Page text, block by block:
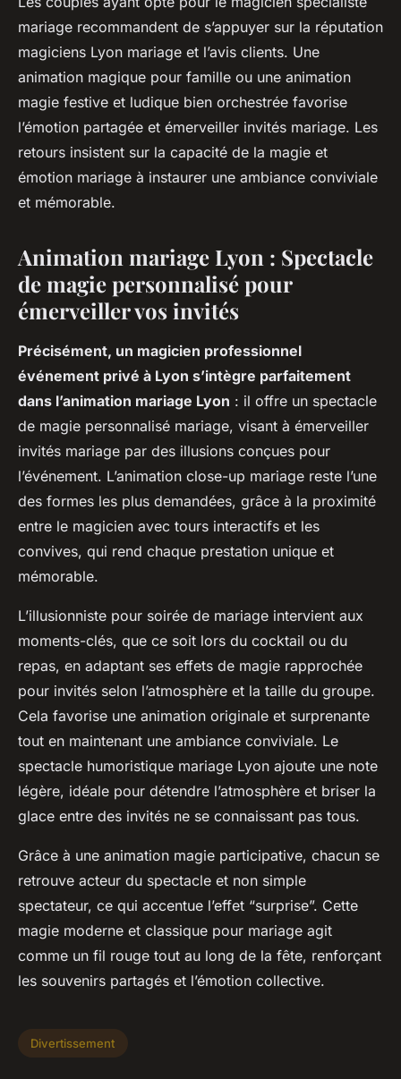
mariage recommandent de s’appuyer sur la réputation
magiciens Lyon mariage et l’avis clients. Une
animation magique pour famille ou une animation
magie festive et ludique bien orchestrée favorise
l’émotion partagée et émerveiller invités mariage. Les
retours insistent sur la capacité de la magie et
émotion mariage à instaurer une ambiance conviviale
et mémorable.
Animation mariage Lyon : Spectacle
de magie personnalisé pour
émerveiller vos invités
Précisément, un magicien professionnel
événement privé à Lyon s’intègre parfaitement
dans l’animation mariage Lyon : il offre un spectacle
de magie personnalisé mariage, visant à émerveiller
invités mariage par des illusions conçues pour
l’événement. L’animation close-up mariage reste l’une
des formes les plus demandées, grâce à la proximité
entre le magicien avec tours interactifs et les
convives, qui rend chaque prestation unique et
mémorable.
L’illusionniste pour soirée de mariage intervient aux
moments-clés, que ce soit lors du cocktail ou du
repas, en adaptant ses effets de magie rapprochée
pour invités selon l’atmosphère et la taille du groupe.
Cela favorise une animation originale et surprenante
tout en maintenant une ambiance conviviale. Le
spectacle humoristique mariage Lyon ajoute une note
légère, idéale pour détendre l’atmosphère et briser la
glace entre des invités ne se connaissant pas tous.
Grâce à une animation magie participative, chacun se
retrouve acteur du spectacle et non simple
spectateur, ce qui accentue l’effet “surprise”. Cette
magie moderne et classique pour mariage agit
comme un fil rouge tout au long de la fête, renforçant
les souvenirs partagés et l’émotion collective.
Divertissement